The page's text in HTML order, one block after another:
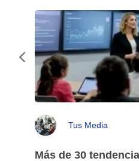
Tus Media
Más de 30